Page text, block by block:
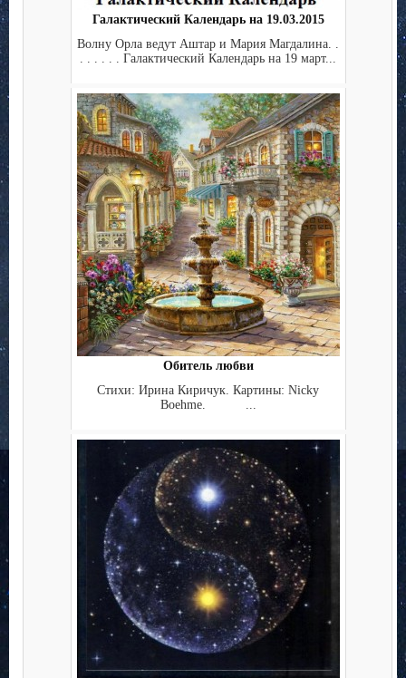
Галактический Календарь на 19.03.2015
Волну Орла ведут Аштар и Мария Магдалина. .
. . . . . . Галактический Календарь на 19 март...
Обитель любви
Стихи: Ирина Киричук. Картины: Nicky
Boehme. ...